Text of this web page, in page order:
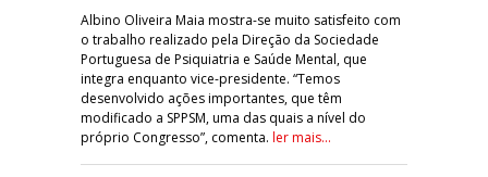
Albino Oliveira Maia mostra-se muito satisfeito com
o trabalho realizado pela Direção da Sociedade
Portuguesa de Psiquiatria e Saúde Mental, que
integra enquanto vice-presidente. “Temos
desenvolvido ações importantes, que têm
modificado a SPPSM, uma das quais a nível do
próprio Congresso”, comenta. ler mais...